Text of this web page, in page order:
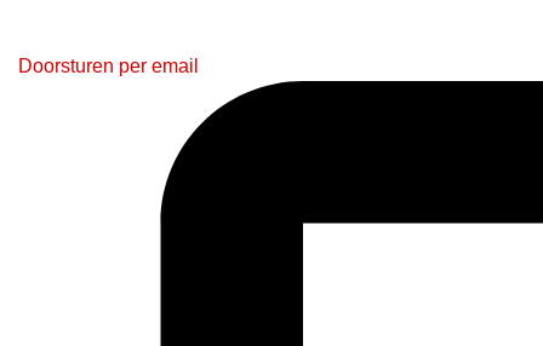
Doorsturen per email